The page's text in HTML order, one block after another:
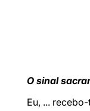
O sinal
Eu, ...